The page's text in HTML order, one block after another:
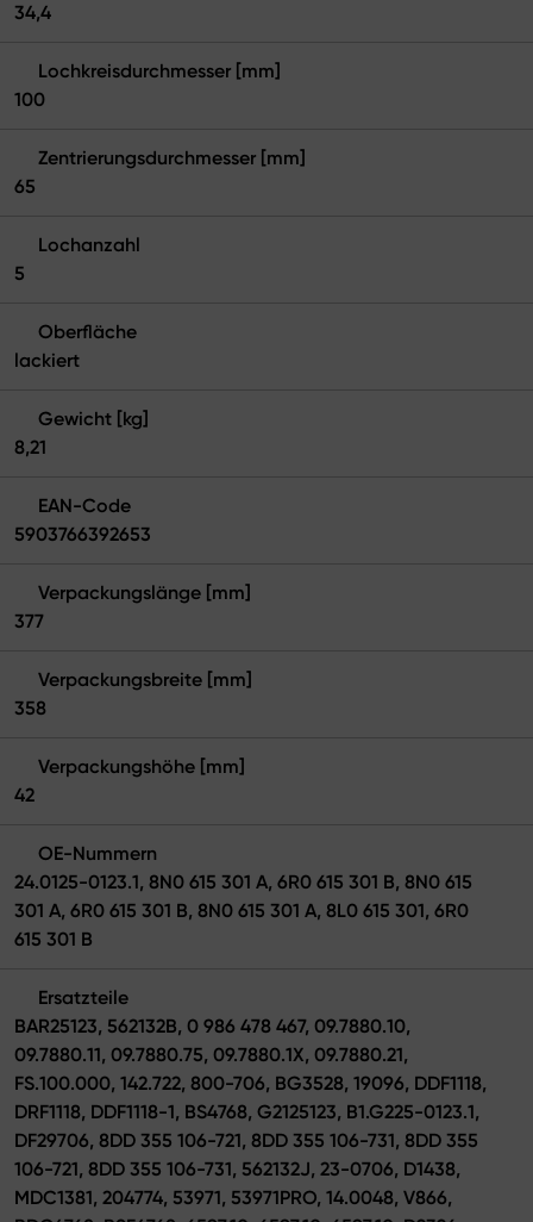
34,4
Lochkreisdurchmesser [mm]
100
Zentrierungsdurchmesser [mm]
65
Lochanzahl
5
Oberfläche
lackiert
Gewicht [kg]
8,21
EAN-Code
5903766392653
Verpackungslänge [mm]
377
Verpackungsbreite [mm]
358
Verpackungshöhe [mm]
42
OE-Nummern
24.0125-0123.1, 8N0 615 301 A, 6R0 615 301 B, 8N0 615
301 A, 6R0 615 301 B, 8N0 615 301 A, 8L0 615 301, 6R0
615 301 B
Ersatzteile
BAR25123, 562132B, 0 986 478 467, 09.7880.10,
09.7880.11, 09.7880.75, 09.7880.1X, 09.7880.21,
FS.100.000, 142.722, 800-706, BG3528, 19096, DDF1118,
DRF1118, DDF1118-1, BS4768, G2125123, B1.G225-0123.1,
DF29706, 8DD 355 106-721, 8DD 355 106-731, 8DD 355
106-721, 8DD 355 106-731, 562132J, 23-0706, D1438,
MDC1381, 204774, 53971, 53971PRO, 14.0048, V866,